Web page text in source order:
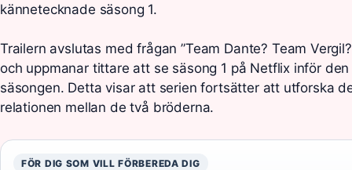
kännetecknade säsong 1.
Trailern avslutas med frågan ”Team Dante? Team
och uppmanar tittare att se säsong 1 på Netflix inför
säsongen. Detta visar att serien fortsätter att utforska
relationen mellan de två bröderna.
FÖR DIG SOM VILL FÖRBEREDA DIG